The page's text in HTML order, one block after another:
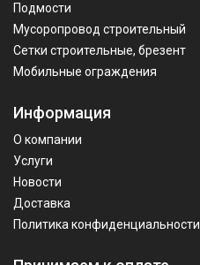
Подмости
Мусоропровод строительный
Сетки строительные, брезент
Мобильные ограждения
Информация
О компании
Услуги
Новости
Доставка
Политика конфиденциальности